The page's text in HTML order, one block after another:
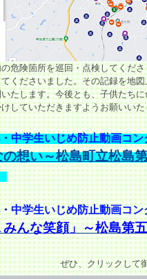
危険箇所を巡回・点検してくだ
くださいました。その記録を地
たします。今後とも、子供たち
していただきますようお願いいた
中学生いじめ防止動画コン
想い～松島町立松島
中学生いじめ防止動画コン
んな笑顔」～松島第
ぜひ、クリックして